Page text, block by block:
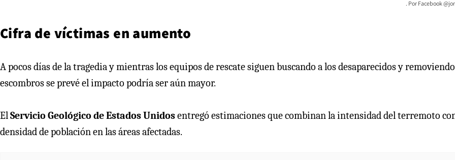
Facebook
Cifra de víctimas en aumento
A pocos días de la tragedia y mientras los equipos de rescate siguen buscando a los desaparecidos y removiendo
escombros se prevé el impacto podría ser aún mayor.
ElServicio Geológico de Estados Unidosentregó estimaciones que combinan la intensidad del terremoto
densidad de población en las áreas afectadas.